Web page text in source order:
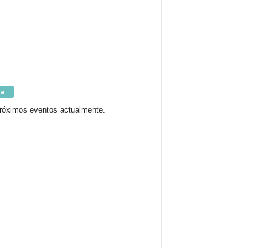
eventos actualmente.